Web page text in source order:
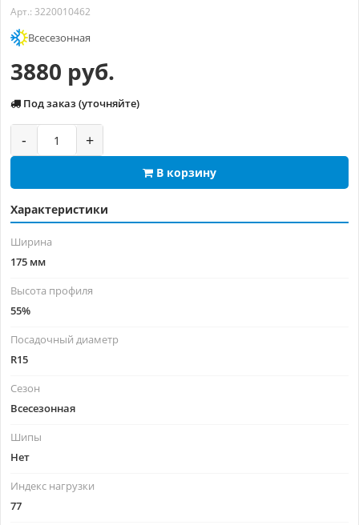
Арт.: 3220010462
Всесезонная
3880 руб.
Под заказ (уточняйте)
- +
В корзину
Характеристики
Ширина
175 мм
Высота профиля
55%
Посадочный диаметр
R15
Сезон
Всесезонная
Шипы
Нет
Индекс нагрузки
77